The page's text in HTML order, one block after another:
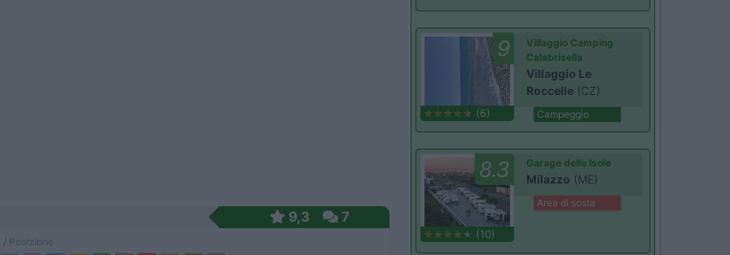
9,3 7
9
(6)
Villaggio Camping
Calabrisella
Villaggio Le
Roccelle (CZ)
Campeggio
8.3
(10)
Garage delle Isole
Milazzo (ME)
Area di sosta